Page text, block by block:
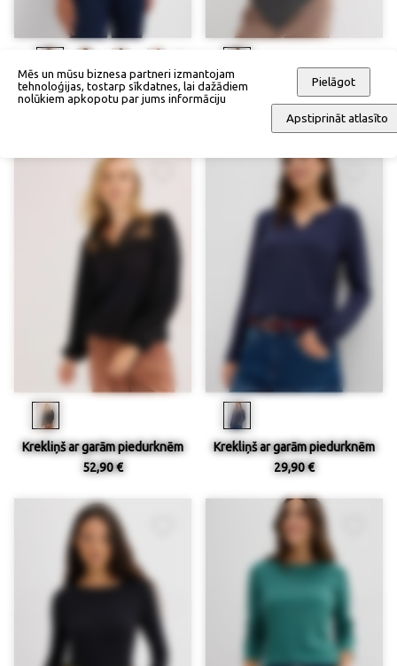
Krekliņš
Rievains krekliņš
59,90 €
Krekliņš ar garām piedurknēm
52,90 €
Krekliņš ar garām piedurknēm
29,90 €
Mēs un mūsu biznesa partneri izmantojam
tehnoloģijas, tostarp sīkdatnes, lai dažādiem
nolūkiem apkopotu par jums informāciju
Pielāgot
Apstiprināt atlasīto